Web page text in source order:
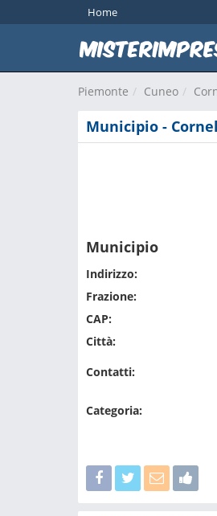
Home
Piemonte Cuneo
Municipio -
Municipio
Indirizzo:
Frazione:
CAP:
Città:
Contatti:
Categoria: